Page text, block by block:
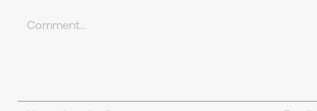
Comment